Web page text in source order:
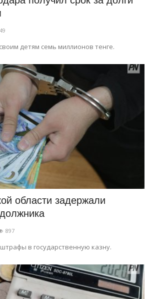
детям семь миллионов тенге.
области задержали
897
в государственную казну.